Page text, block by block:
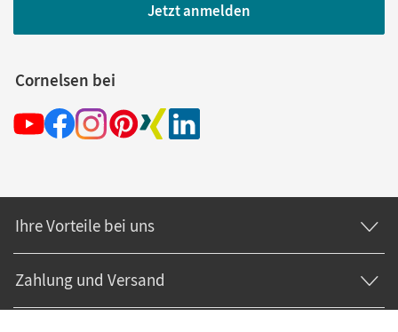
Jetzt anmelden
Cornelsen bei
Ihre Vorteile bei uns
Zahlung und Versand